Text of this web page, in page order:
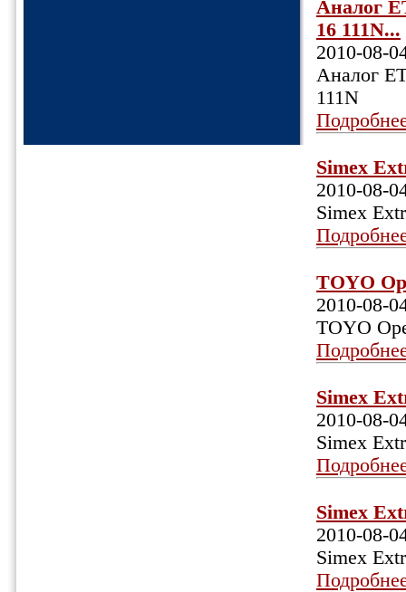
Аналог
16 111N...
2010-08-
Аналог
111N
Simex
2010-08-
Simex
TOYO
2010-08-
TOYO
Simex
2010-08-
Simex
Simex
2010-08-
Simex